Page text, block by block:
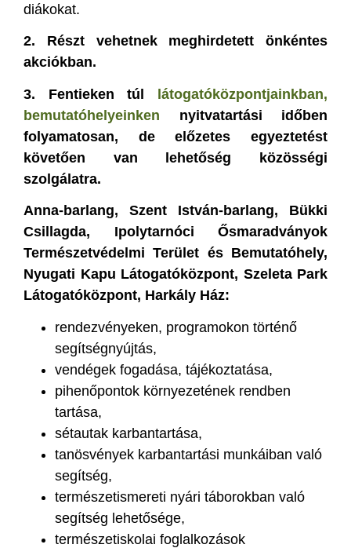
diákokat.
2. Részt vehetnek meghirdetett önkéntes
akciókban.
3. Fentieken túl látogatóközpontjainkban,
bemutatóhelyeinken nyitvatartási időben
folyamatosan, de előzetes egyeztetést
követően van lehetőség közösségi
szolgálatra.
Anna-barlang, Szent István-barlang, Bükki
Csillagda, Ipolytarnóci Ősmaradványok
Természetvédelmi Terület és Bemutatóhely,
Nyugati Kapu Látogatóközpont, Szeleta Park
Látogatóközpont, Harkály Ház:
rendezvényeken, programokon történő
segítségnyújtás,
vendégek fogadása, tájékoztatása,
pihenőpontok környezetének rendben
tartása,
sétautak karbantartása,
tanösvények karbantartási munkáiban való
segítség,
természetismereti nyári táborokban való
segítség lehetősége,
természetiskolai foglalkozások